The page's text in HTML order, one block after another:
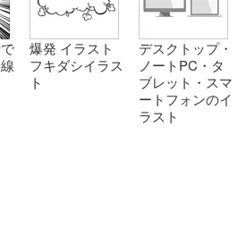
爆発 イラスト
フキダシイラス
ト
デスクトップ・
ノートPC・タ
ブレット・スマ
ートフォンのイ
ラスト